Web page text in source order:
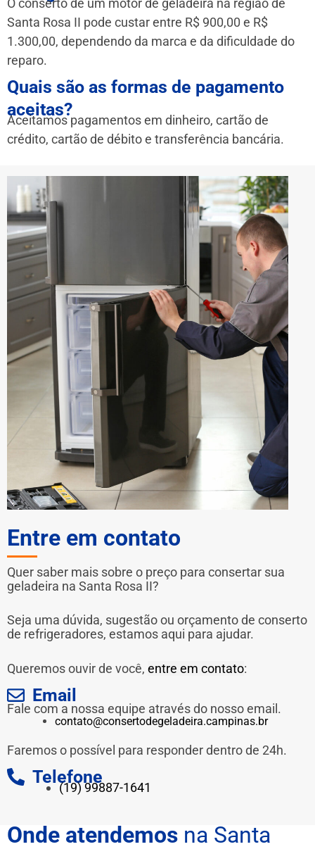
O conserto de um motor de geladeira na região de
Santa Rosa II pode custar entre R$ 900,00 e R$
1.300,00, dependendo da marca e da dificuldade do
reparo.
Quais são as formas de pagamento
aceitas?
Aceitamos pagamentos em dinheiro, cartão de
crédito, cartão de débito e transferência bancária.
Entre em contato
Quer saber mais sobre o preço para consertar sua
geladeira na Santa Rosa II?
Seja uma dúvida, sugestão ou orçamento de conserto
de refrigeradores, estamos aqui para ajudar.
Queremos ouvir de você, entre em contato:
Email
Fale com a nossa equipe através do nosso email.
contato@consertodegeladeira.campinas.br
Faremos o possível para responder dentro de 24h.
Telefone
(19) 99887-1641
Onde atendemos na Santa